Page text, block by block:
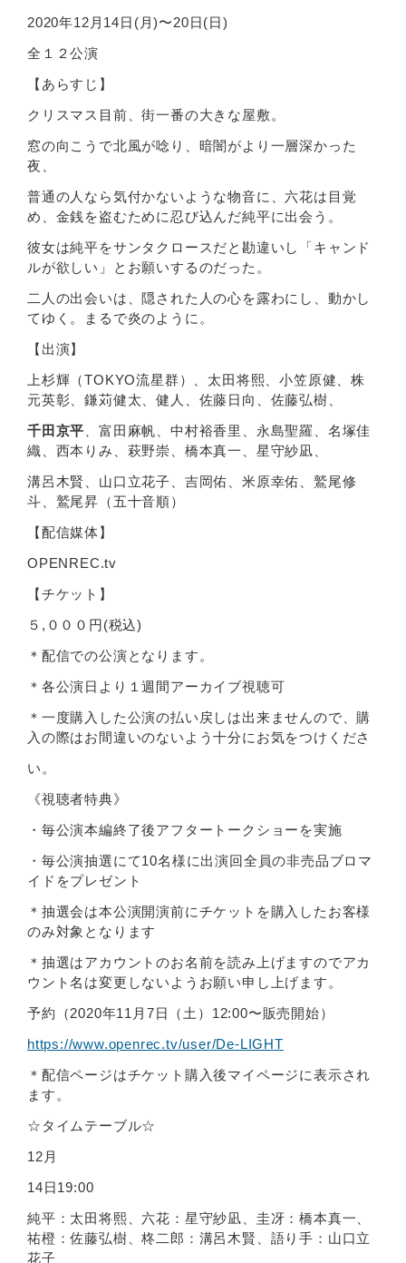
2020年12⽉14⽇(⽉)〜20⽇(⽇)
全１２公演
【あらすじ】
クリスマス⽬前、街⼀番の⼤きな屋敷。
窓の向こうで北⾵が唸り、暗闇がより⼀層深かった
夜、
普通の⼈なら気付かないような物⾳に、六花は⽬覚
め、⾦銭を盗むために忍び込んだ純平に出会う。
彼⼥は純平をサンタクロースだと勘違いし「キャンド
ルが欲しい」とお願いするのだった。
⼆⼈の出会いは、隠された⼈の⼼を露わにし、動かし
てゆく。まるで炎のように。
【出演】
上杉輝（TOKYO流星群）、太⽥将熙、⼩笠原健、株
元英彰、鎌苅健太、健⼈、佐藤⽇向、佐藤弘樹、
千⽥京平 、富⽥⿇帆、中村裕⾹⾥、永島聖羅、名塚佳
織、⻄本りみ、萩野崇、橋本真⼀、星守紗凪、
溝呂⽊賢、⼭⼝⽴花⼦、吉岡佑、⽶原幸佑、鷲尾修
⽃、鷲尾昇（五⼗⾳順）
【配信媒体】
OPENREC.tv
【チケット】
５,０００円(税込)
＊配信での公演となります。
＊各公演⽇より１週間アーカイブ視聴可
＊⼀度購⼊した公演の払い戻しは出来ませんので、購
⼊の際はお間違いのないよう⼗分にお気をつけくださ
い。
《視聴者特典》
・毎公演本編終了後アフタートークショーを実施
・毎公演抽選にて10名様に出演回全員の⾮売品ブロマ
イドをプレゼント
＊抽選会は本公演開演前にチケットを購⼊したお客様
のみ対象となります
＊抽選はアカウントのお名前を読み上げますのでアカ
ウント名は変更しないようお願い申し上げます。
予約（2020年11⽉7⽇（⼟）12:00〜販売開始）
https://www.openrec.tv/user/De-LIGHT
＊配信ページはチケット購⼊後マイページに表⽰され
ます。
☆タイムテーブル☆
12⽉
14⽇19:00
純平：太⽥将熙、六花：星守紗凪、圭冴：橋本真⼀、
祐橙：佐藤弘樹、柊⼆郎：溝呂⽊賢、語り⼿：⼭⼝⽴
花⼦